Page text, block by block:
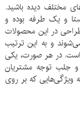
مختلف دیده باشید.
و یک طرفه بوده و
در این محصولات
و به این ترتیب
است. در هر صورت، یکی
و جلب توجه مشتریان
که بر روی